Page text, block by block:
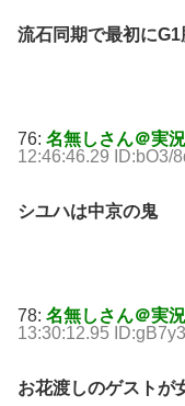
流石同期で最初に
76: 名無しさん＠実
12:46:46.29 ID:bO3/
シユハは中京の鬼
78: 名無しさん＠実
13:30:12.95
お花渡しのゲストが